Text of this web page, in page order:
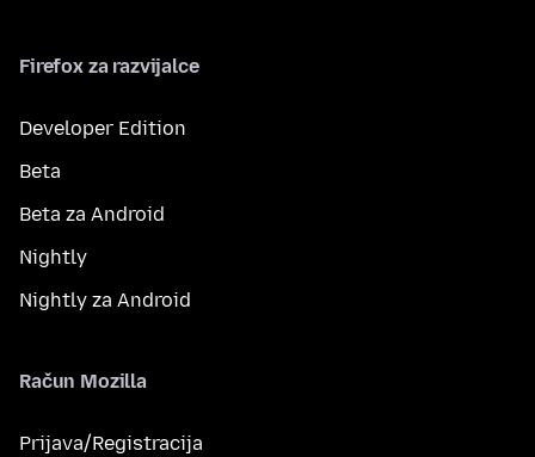
Firefox za razvijalce
Developer Edition
Beta
Beta za Android
Nightly
Nightly za Android
Račun Mozilla
Prijava/Registracija